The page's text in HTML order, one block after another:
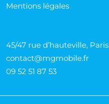
Mentions légales
45/47 rue d’hauteville, Paris
contact@mgmobile.fr
09 52 51 87 53